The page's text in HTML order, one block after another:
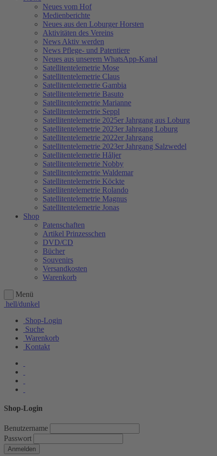
Neues vom Hof
Medienberichte
Neues aus den Loburger Horsten
Aktivitäten des Vereins
News Aktiv werden
News Pflege- und Patentiere
Neues aus unserem WhatsApp-Kanal
Satellitentelemetrie Mose
Satellitentelemetrie Claus
Satellitentelemetrie Gambia
Satellitentelemetrie Basuto
Satellitentelemetrie Marianne
Satellitentelemetrie Seppl
Satellitentelemetrie 2025er Jahrgang aus Loburg
Satellitentelemetrie 2023er Jahrgang Loburg
Satellitentelemetrie 2022er Jahrgang
Satellitentelemetrie 2023er Jahrgang Salzwedel
Satellitentelemetrie Håljer
Satellitentelemetrie Nobby
Satellitentelemetrie Waldemar
Satellitentelemetrie Köckte
Satellitentelemetrie Rolando
Satellitentelemetrie Magnus
Satellitentelemetrie Jonas
Shop
Patenschaften
Artikel Prinzesschen
DVD/CD
Bücher
Souvenirs
Versandkosten
Warenkorb
Menü
hell/dunkel
Shop-Login
Suche
Warenkorb
Kontakt
Shop-Login
Benutzername
Passwort
Anmelden